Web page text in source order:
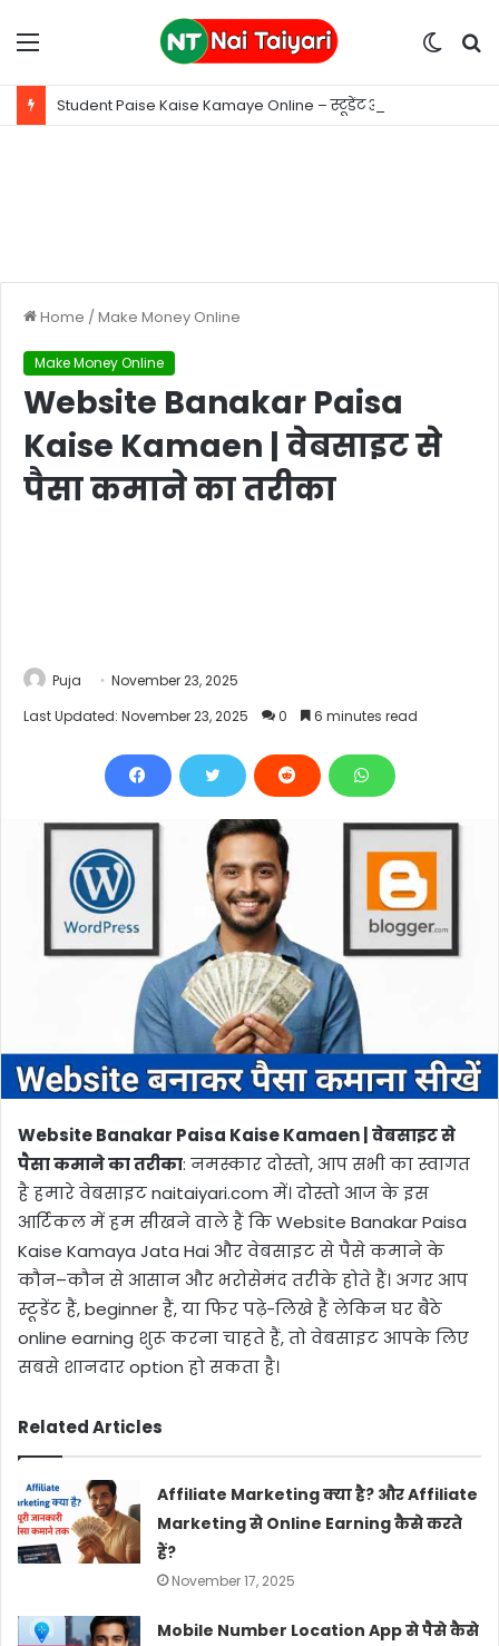
Menu
Switch
Home /Make Money Online
Make Money Online
Website Banakar Paisa
Kaise Kamaen | वेबसाइट से
पैसा कमाने का तरीका
Puja
November 23, 2025
Last Updated: November 23, 2025
0 6 minutes read
Website Banakar Paisa Kaise Kamaen | वेबसाइट से
पैसा कमाने का तरीका: नमस्कार दोस्तो, आप सभी का स्वागत
है हमारे वेबसाइट naitaiyari.com में। दोस्तो आज के इस
आर्टिकल में हम सीखने वाले हैं कि Website Banakar Paisa
Kaise Kamaya Jata Hai और वेबसाइट से पैसे कमाने के
कौन–कौन से आसान और भरोसेमंद तरीके होते हैं। अगर आप
स्टूडेंट हैं, beginner हैं, या फिर पढ़े-लिखे हैं लेकिन घर बैठे
online earning शुरू करना चाहते हैं, तो वेबसाइट आपके लिए
सबसे शानदार option हो सकता है।
Related Articles
Affiliate Marketing क्या है? और Affiliate
Marketing से Online Earning कैसे करते
हैं?
November 17, 2025
Mobile Number Location App से पैसे कैसे